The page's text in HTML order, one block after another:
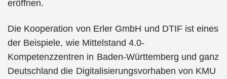
eröffnen.
Die Kooperation von Erler GmbH und DTIF ist eines
der Beispiele, wie Mittelstand 4.0-
Kompetenzzentren in Baden-Württemberg und ganz
Deutschland die Digitalisierungsvorhaben von KMU